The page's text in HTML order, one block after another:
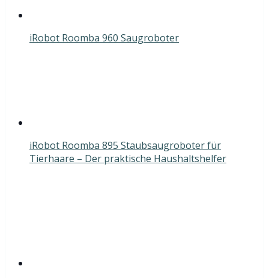
iRobot Roomba 960 Saugroboter
iRobot Roomba 895 Staubsaugroboter für
Tierhaare – Der praktische Haushaltshelfer